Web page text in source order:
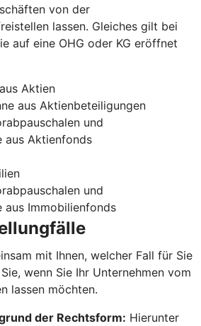
von der
lassen. Gleiches gilt bei
auf eine OHG oder KG eröffnet
Aktien
aus Aktienbeteiligungen
und
aus Aktienfonds
und
aus Immobilienfonds
mit Ihnen, welcher Fall für Sie
wenn Sie Ihr Unternehmen vom
lassen möchten.
der Rechtsform: Hierunter